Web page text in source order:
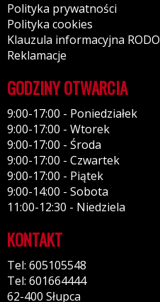
Polityka prywatności
Polityka cookies
Klauzula informacyjna RODO
Reklamacje
GODZINY OTWARCIA
9:00-17:00 - Poniedziałek
9:00-17:00 - Wtorek
9:00-17:00 - Środa
9:00-17:00 - Czwartek
9:00-17:00 - Piątek
9:00-14:00 - Sobota
11:00-12:30 - Niedziela
KONTAKT
Tel: 605105548
Tel: 601664444
62-400 Słupca